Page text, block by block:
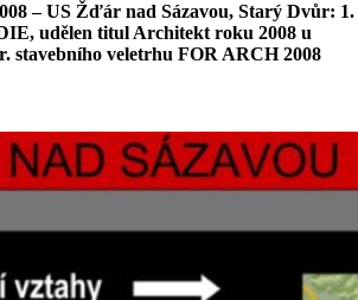
– US Žďár nad Sázavou, Starý Dvůr: 1.
udělen titul Architekt roku 2008 u
stavebního veletrhu FOR ARCH 2008